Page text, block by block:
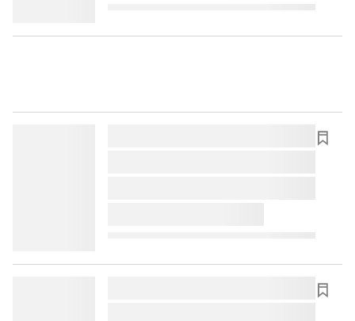
lorem ipsum dolor sit amet ...
lorem ipsum dolor sit amet ...